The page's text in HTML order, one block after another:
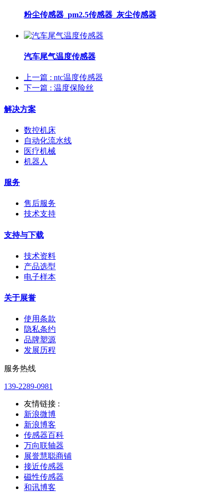
粉尘传感器_pm2.5传感器_灰尘传感器
汽车尾气温度传感器
上一篇 : ntc温度传感器
下一篇 : 温度保险丝
解决方案
数控机床
自动化流水线
医疗机械
机器人
服务
售后服务
技术支持
支持与下载
技术资料
产品选型
电子样本
关于展誉
使用条款
隐私条约
品牌塑源
发展历程
服务热线
139-2289-0981
友情链接 :
新浪微博
新浪博客
传感器百科
万向联轴器
展誉慧聪商铺
接近传感器
磁性传感器
和讯博客